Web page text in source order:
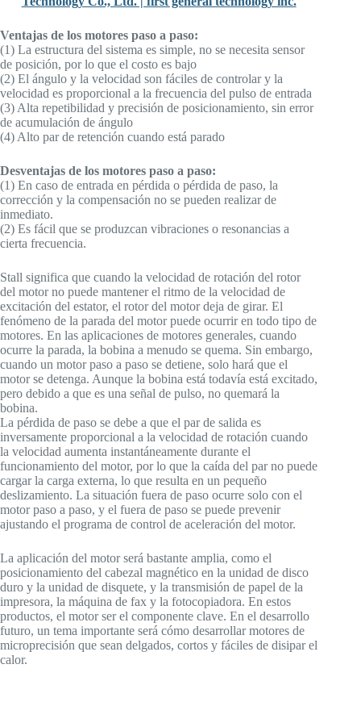
Ventajas de los motores paso a paso:
(1) La estructura del sistema es simple, no se necesita sensor
de posición, por lo que el costo es bajo
(2) El ángulo y la velocidad son fáciles de controlar y la
velocidad es proporcional a la frecuencia del pulso de entrada
(3) Alta repetibilidad y precisión de posicionamiento, sin error
de acumulación de ángulo
(4) Alto par de retención cuando está parado
Desventajas de los motores paso a paso:
(1) En caso de entrada en pérdida o pérdida de paso, la
corrección y la compensación no se pueden realizar de
inmediato.
(2) Es fácil que se produzcan vibraciones o resonancias a
cierta frecuencia.
Stall significa que cuando la velocidad de rotación del rotor
del motor no puede mantener el ritmo de la velocidad de
excitación del estator, el rotor del motor deja de girar. El
fenómeno de la parada del motor puede ocurrir en todo tipo de
motores. En las aplicaciones de motores generales, cuando
ocurre la parada, la bobina a menudo se quema. Sin embargo,
cuando un motor paso a paso se detiene, solo hará que el
motor se detenga. Aunque la bobina está todavía está excitado,
pero debido a que es una señal de pulso, no quemará la
bobina.
La pérdida de paso se debe a que el par de salida es
inversamente proporcional a la velocidad de rotación cuando
la velocidad aumenta instantáneamente durante el
funcionamiento del motor, por lo que la caída del par no puede
cargar la carga externa, lo que resulta en un pequeño
deslizamiento. La situación fuera de paso ocurre solo con el
motor paso a paso, y el fuera de paso se puede prevenir
ajustando el programa de control de aceleración del motor.
La aplicación del motor será bastante amplia, como el
posicionamiento del cabezal magnético en la unidad de disco
duro y la unidad de disquete, y la transmisión de papel de la
impresora, la máquina de fax y la fotocopiadora. En estos
productos, el motor ser el componente clave. En el desarrollo
futuro, un tema importante será cómo desarrollar motores de
microprecisión que sean delgados, cortos y fáciles de disipar el
calor.